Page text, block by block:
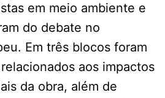
em meio ambiente e
do debate no
Em três blocos foram
aos impactos
da obra, além de